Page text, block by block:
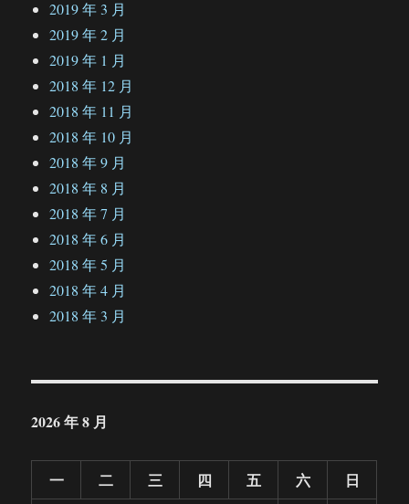
2019 年 3 月
2019 年 2 月
2019 年 1 月
2018 年 12 月
2018 年 11 月
2018 年 10 月
2018 年 9 月
2018 年 8 月
2018 年 7 月
2018 年 6 月
2018 年 5 月
2018 年 4 月
2018 年 3 月
2026 年 8 月
一 二 三 四 五 六 日